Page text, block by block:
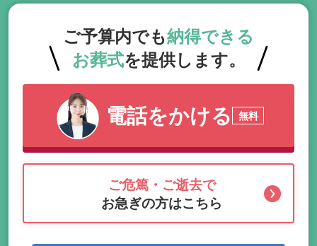
ご予算内でも納得できる
お葬式を提供します。
電話をかける 無料
ご危篤・ご逝去で
お急ぎの方はこちら